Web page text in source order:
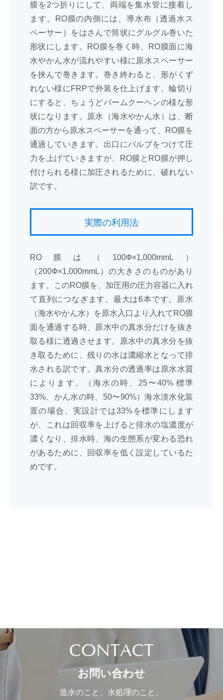
膜を2つ折りにして、両端を集水管に接着し
ます。RO膜の内側には、導水布（透過水ス
ペーサー）をはさんで筒状にグルグル巻いた
形状にします。RO膜を巻く時、RO膜面に海
水やかん水が流れやすい様に原水スペーサー
を挟んで巻きます。巻き終わると、形がくず
れない様にFRPで外装を仕上げます。輪切り
にすると、ちょうどバームクーヘンの様な形
状になります。原水（海水やかん水）は、断
面の方から原水スペーサーを通って、RO膜を
通過していきます。出口にバルブをつけて圧
力を上げていきますが、RO膜とRO膜が押し
付けられる様に加圧されるために、破れない
訳です。
実際の利用法
RO膜は（100Ф×1,000mmL）
（200Ф×1,000mmL）の大きさのものがあり
ます。このRO膜を、加圧用の圧力容器に入れ
て直列につなぎます。最大は6本です。原水
（海水やかん水）を原水入口より入れてRO膜
面を通過する時、原水中の真水分だけを抜き
取る様に透過させます。原水中の真水分を抜
き取るために、残りの水は濃縮水となって排
水される訳です。真水分の透過率は原水水質
によります。（海水の時、25〜40% 標準
33%、かん水の時、50〜90%）海水淡水化装
置の場合、実設計では33%を標準にします
が、これは回収率を上げると排水の塩濃度が
濃くなり、排水時、海の生態系が変わる恐れ
があるために、回収率を低く設定しているた
めです。
CONTACT
お問い合わせ
造水のこと、水処理のこと、